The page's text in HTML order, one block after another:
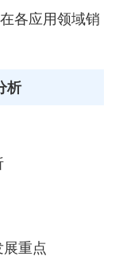
各应用领域销
析
重点